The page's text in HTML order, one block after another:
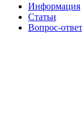
Информация
Статьи
Вопрос-ответ